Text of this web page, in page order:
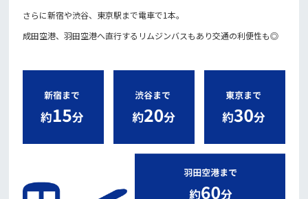
さらに新宿や渋谷、東京駅まで電車で1本。
成田空港、羽田空港へ直行するリムジンバスもあり交通の利便性も◎